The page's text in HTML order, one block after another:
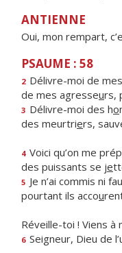
ANTIENNE
Oui, mon rempart,
PSAUME : 58
2 Délivre-moi de
de mes agresseurs,
3 Délivre-moi des ho
des meurtriers,
4 Voici qu’on me prép
des puissants se je
5 Je n’ai commis ni
pourtant ils accou
Réveille-toi ! Viens à
6 Seigneur, Dieu de